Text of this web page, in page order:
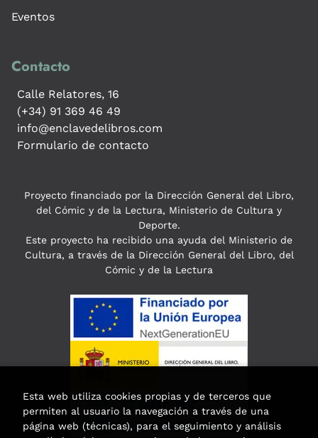
Eventos
Contacto
Calle Relatores, 16
(+34) 91 369 46 49
info@enclavedelibros.com
Formulario de contacto
Proyecto financiado por la Dirección General del Libro,
del Cómic y de la Lectura, Ministerio de Cultura y
Deporte.
Este proyecto ha recibido una ayuda del Ministerio de
Cultura, a través de la Dirección General del Libro, del
Cómic y de la Lectura
Esta web utiliza cookies propias y de terceros que
permiten al usuario la navegación a través de una
página web (técnicas), para el seguimiento y análisis